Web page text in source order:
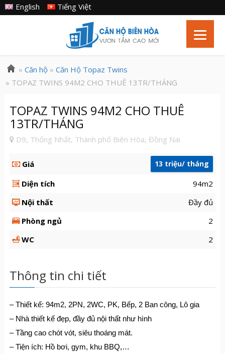
Tiếng Việt
English
» Căn hộ» Căn Hộ Topaz Twins
» TOPAZ TWINS 94M2 CHO THUÊ 13TR/THÁNG
TOPAZ TWINS 94M2 CHO THUÊ
13TR/THÁNG
D9, Thống Nhất, Thành phố Biên Hòa, Đồng Nai
Giá 13 triệu/ tháng
Diện tích
94m2
Nội thất
Đầy đủ
Phòng ngủ
2
WC
2
Thông tin chi tiết
– Thiết kế: 94m2, 2PN, 2WC, PK, Bếp, 2 Ban công, Lô gia
– Nhà thiết kế đẹp, đầy đủ nội thất như hình
– Tầng cao chót vót, siêu thoáng mát.
– Tiện ích: Hồ bơi, gym, khu BBQ,…